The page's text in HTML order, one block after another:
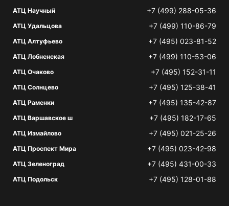
АТЦ Научный +7 (499) 288-05-36
АТЦ Удальцова +7 (499) 110-86-79
АТЦ Алтуфьево +7 (495) 023-81-52
АТЦ Лобненская +7 (499) 110-53-06
АТЦ Очаково +7 (495) 152-31-11
АТЦ Солнцево +7 (495) 125-38-41
АТЦ Раменки +7 (495) 135-42-87
АТЦ Варшавское ш +7 (495) 182-17-65
АТЦ Измайлово +7 (495) 021-25-26
АТЦ Проспект Мира +7 (495) 023-42-98
АТЦ Зеленоград +7 (495) 431-00-33
АТЦ Подольск +7 (495) 128-01-88